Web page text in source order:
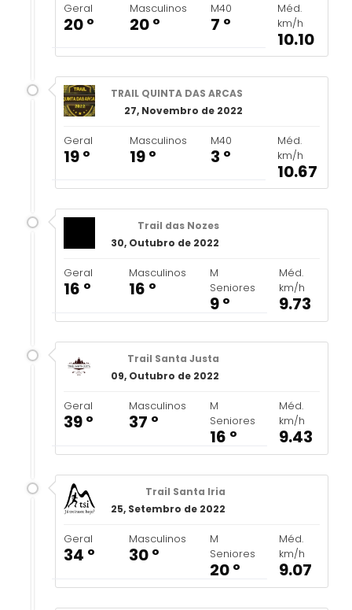
Geral
20 º
Masculinos
20 º
M40
7 º
Méd.
km/h
10.10
TRAIL QUINTA DAS ARCAS
27, Novembro de 2022
Geral
19 º
Masculinos
19 º
M40
3 º
Méd.
km/h
10.67
Trail das Nozes
30, Outubro de 2022
Geral
16 º
Masculinos
16 º
M
Seniores
9 º
Méd.
km/h
9.73
Trail Santa Justa
09, Outubro de 2022
Geral
39 º
Masculinos
37 º
M
Seniores
16 º
Méd.
km/h
9.43
Trail Santa Iria
25, Setembro de 2022
Geral
34 º
Masculinos
30 º
M
Seniores
20 º
Méd.
km/h
9.07